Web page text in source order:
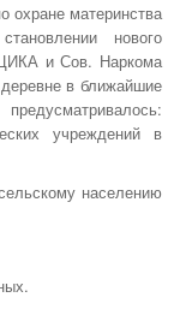
охране материнства
нового
и Сов. Наркома
в ближайшие
учреждений в
населению